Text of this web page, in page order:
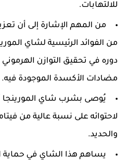
للالتهابات.
من المهم الإشارة إلى أن
من الفوائد الرئيسية لشاي
دوره في تحقيق التوازن
مضادات الأكسدة الموجودة فيه.
يُوصى بشرب شاي المورينجا
لاحتوائه على نسبة عالية من
والحديد.
يساهم هذا الشاي في حماية